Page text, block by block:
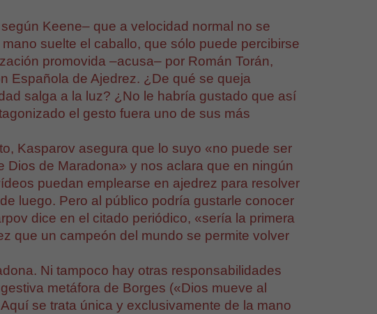
Keene– que a velocidad normal no se
suelte el caballo, que sólo puede percibirse
promovida –acusa– por Román Torán,
Española de Ajedrez. ¿De qué se queja
salga a la luz? ¿No le habría gustado que así
el gesto fuera uno de sus más
Kasparov asegura que lo suyo «no puede ser
Dios de Maradona» y nos aclara que en ningún
puedan emplearse en ajedrez para resolver
luego. Pero al público podría gustarle conocer
dice en el citado periódico, «sería la primera
que un campeón del mundo se permite volver
Ni tampoco hay otras responsabilidades
metáfora de Borges («Dios mueve al
se trata única y exclusivamente de la mano